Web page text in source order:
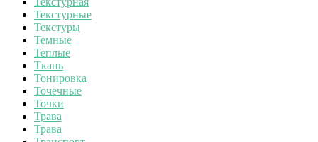
Текстурные
Текстуры
Темные
Теплые
Ткань
Тонировка
Точечные
Точки
Трава
Трава